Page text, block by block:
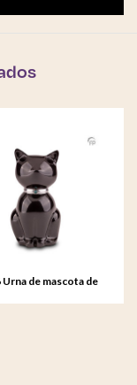
Urna de mascota de